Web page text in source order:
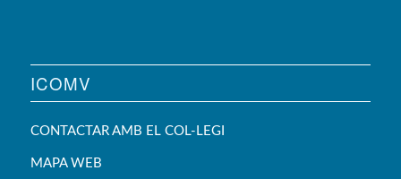
ICOMV
CONTACTAR AMB EL COL-LEGI
MAPA WEB